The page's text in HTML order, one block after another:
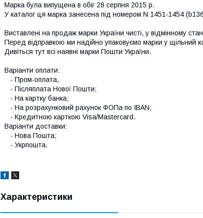
Марка була випущена в обіг 28 серпня 2015 р.
У каталог ця марка занесена під номером N 1451-1454
Виставлені на продаж марки України чисті, у відмінному
Перед відправкою ми надійно упаковуємо марки у
Дивіться тут всі наявні марки Пошти України.
Варіанти оплати:
- Пром-оплата,
- Післяплата Нової Пошти;
- На картку банка;
- На розрахунковий рахунок ФОПа по IBAN;
- Кредитною карткою Visa/Mastercard.
Варіанти доставки:
- Нова Пошта;
- Укрпошта.
Характеристики